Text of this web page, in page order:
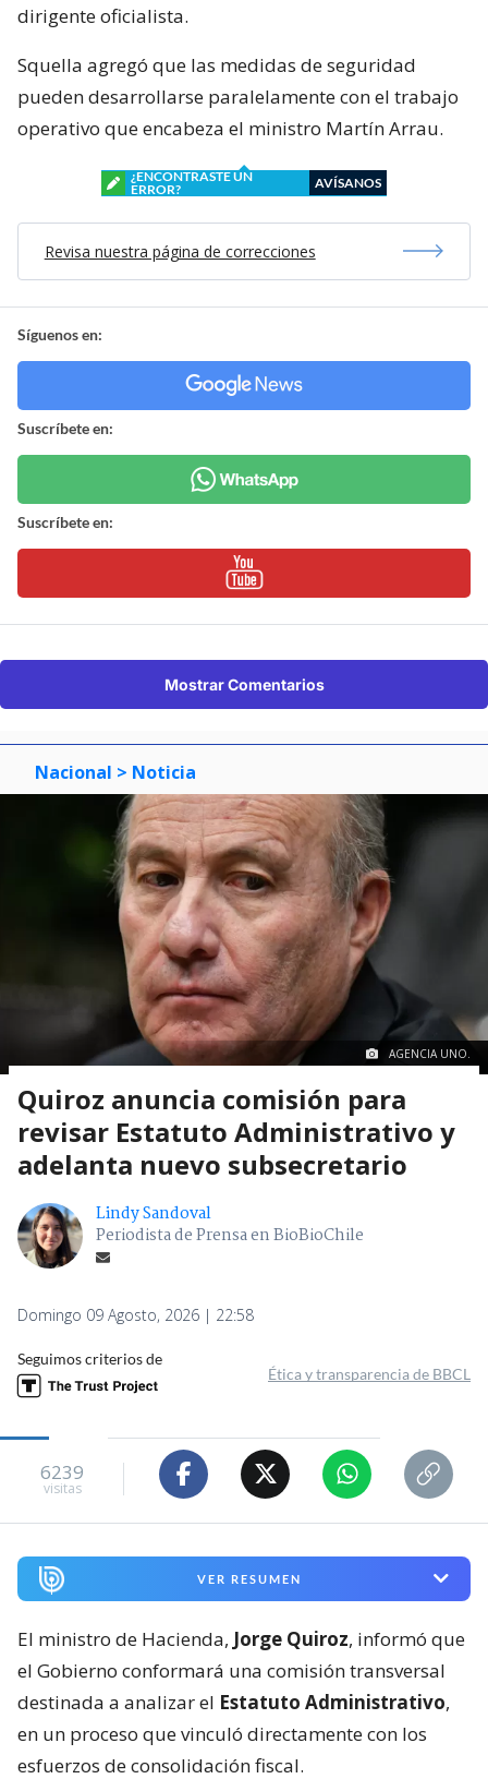
dirigente oficialista.
Squella agregó que las medidas de seguridad
pueden desarrollarse paralelamente con el trabajo
operativo que encabeza el ministro Martín Arrau.
¿ENCONTRASTE UN
ERROR?
AVÍSANOS
Revisa nuestra página de correcciones
Síguenos en:
Suscríbete en:
Suscríbete en:
Mostrar Comentarios
Nacional > Noticia
AGENCIA UNO.
Quiroz anuncia comisión para
revisar Estatuto Administrativo y
adelanta nuevo subsecretario
Lindy Sandoval
Periodista de Prensa en BioBioChile
Domingo 09 Agosto, 2026 | 22:58
Seguimos criterios de
Ética y transparencia de BBCL
6239
visitas
VER RESUMEN
El ministro de Hacienda, Jorge Quiroz, informó que
el Gobierno conformará una comisión transversal
destinada a analizar el Estatuto Administrativo,
en un proceso que vinculó directamente con los
esfuerzos de consolidación fiscal.